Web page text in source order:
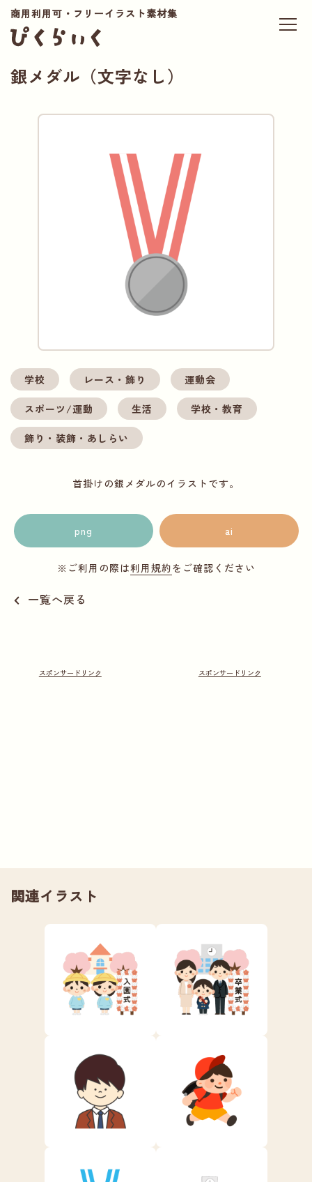
商用利用可・フリーイラスト素材集
銀メダル（文字なし）
学校 レース・飾り 運動会
スポーツ/運動 生活 学校・教育
飾り・装飾・あしらい
首掛けの銀メダルのイラストです。
png ai
※ご利用の際は利用規約をご確認ください
一覧へ戻る
関連イラスト